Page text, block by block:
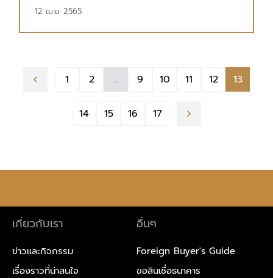
12 เม.ย. 2565
1 2 ... 9 10 11 12 13
14 15 16 17
เกี่ยวกับเรา
ข่าวและกิจกรรม
เรื่องราวที่น่าสนใจ
อื่นๆ
Foreign Buyer's Guide
ขอสินเชื่อธนาคาร